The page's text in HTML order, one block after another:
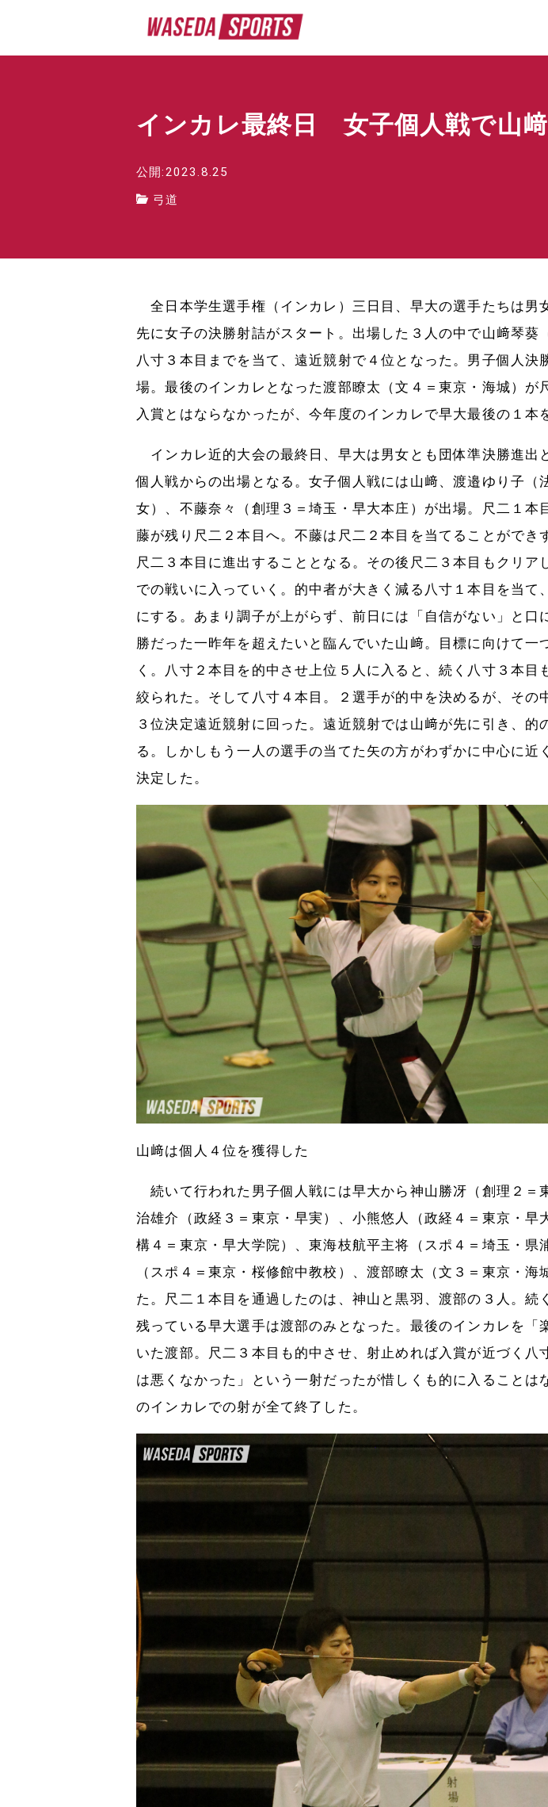
インカレ最終日 女子個人戦で山
公開:2023.8.25
弓道
全日本学生選手権（インカレ）三日目、早大の選手たちは男
先に女子の決勝射詰がスタート。出場した３人の中で山﨑琴葵
八寸３本目までを当て、遠近競射で４位となった。男子個人決
場。最後のインカレとなった渡部瞭太（文４＝東京・海城）が
入賞とはならなかったが、今年度のインカレで早大最後の１本
インカレ近的大会の最終日、早大は男女とも団体準決勝進出
個人戦からの出場となる。女子個人戦には山﨑、渡邉ゆり子（
女）、不藤奈々（創理３＝埼玉・早大本庄）が出場。尺二１本
藤が残り尺二２本目へ。不藤は尺二２本目を当てることができ
尺二３本目に進出することとなる。その後尺二３本目もクリア
での戦いに入っていく。的中者が大きく減る八寸１本目を当て
にする。あまり調子が上がらず、前日には「自信がない」と口
勝だった一昨年を超えたいと臨んでいた山﨑。目標に向けて一
く。八寸２本目を的中させ上位５人に入ると、続く八寸３本目
絞られた。そして八寸４本目。２選手が的中を決めるが、その
３位決定遠近競射に回った。遠近競射では山﨑が先に引き、的
る。しかしもう一人の選手の当てた矢の方がわずかに中心に近
決定した。
山﨑は個人４位を獲得した
続いて行われた男子個人戦には早大から神山勝冴（創理２＝
治雄介（政経３＝東京・早実）、小熊悠人（政経４＝東京・早
構４＝東京・早大学院）、東海枝航平主将（スポ４＝埼玉・県
（スポ４＝東京・桜修館中教校）、渡部瞭太（文３＝東京・海
た。尺二１本目を通過したのは、神山と黒羽、渡部の３人。続
残っている早大選手は渡部のみとなった。最後のインカレを「
いた渡部。尺二３本目も的中させ、射止めれば入賞が近づく八
は悪くなかった」という一射だったが惜しくも的に入ることは
のインカレでの射が全て終了した。